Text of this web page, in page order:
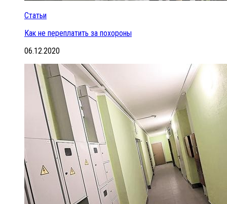
Статьи
Как не переплатить за похороны
06.12.2020